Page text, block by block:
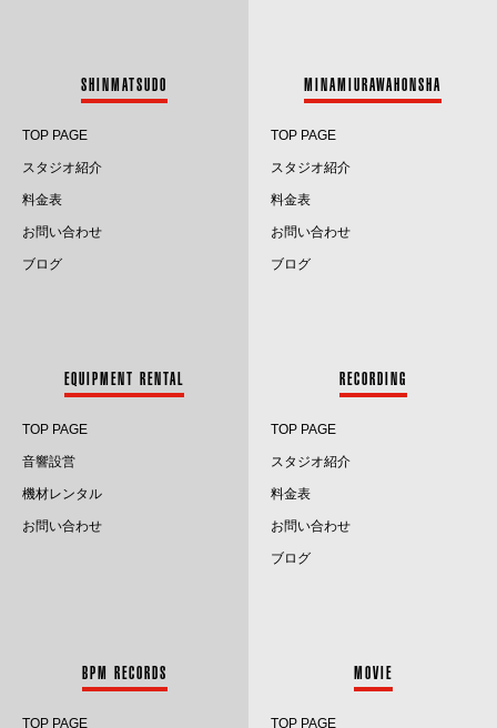
2024.4
2023.12
2023.10
2023.9
SHINMATSUDO
TOP PAGE
スタジオ紹介
料金表
お問い合わせ
ブログ
MINAMIURAWAHONSHA
TOP PAGE
スタジオ紹介
料金表
お問い合わせ
ブログ
EQUIPMENT RENTAL
TOP PAGE
音響設営
機材レンタル
お問い合わせ
RECORDING
TOP PAGE
スタジオ紹介
料金表
お問い合わせ
ブログ
BPM RECORDS
TOP PAGE
MOVIE
TOP PAGE